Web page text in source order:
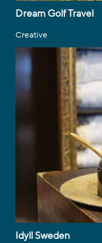
Dream Golf Travel
Creative
Idyll Sweden